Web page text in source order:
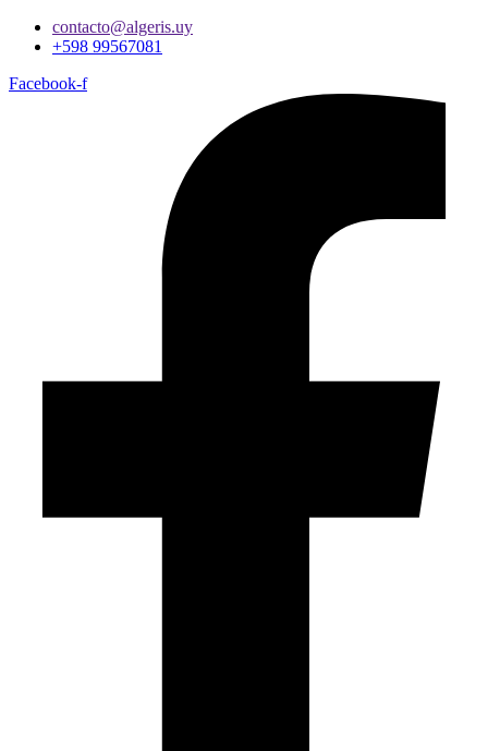
contacto@algeris.uy
+598 99567081
Facebook-f